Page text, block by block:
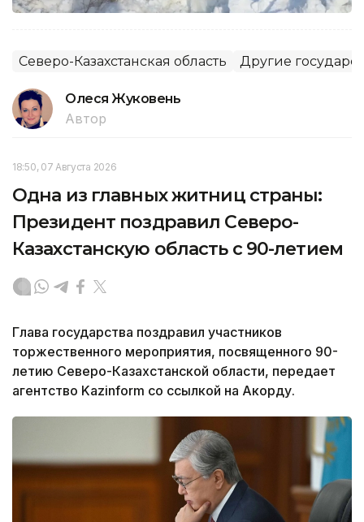
Северо-Казахстанская область Другие
Олеся Жуковень
Автор
18:50, 07 Августа 2026
Одна из главных житниц страны:
Президент поздравил Северо-
Казахстанскую область с 90-летием
Глава государства поздравил участников
торжественного мероприятия, посвященного 90-
летию Северо-Казахстанской области, передает
агентство Kazinform со ссылкой на Акорду.